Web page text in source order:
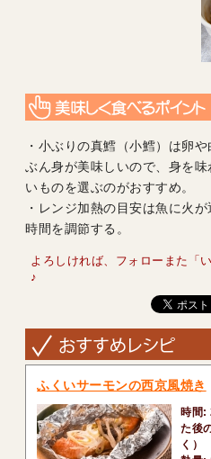
・小ぶりの真鱈（小鱈）は卵
ぶん身が美味しいので、身を
いものを選ぶのがおすすめ。
・レンジ加熱の目安は魚に火
時間を調節する。
よろしければ、フォローまた「
♪
ふくいサーモンの西京風焼き
時間:
た後
く）